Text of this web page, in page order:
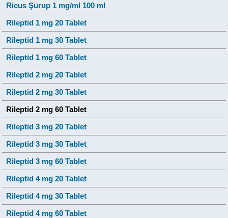
Ricus Şurup 1 mg/ml 100 ml
Rileptid 1 mg 20 Tablet
Rileptid 1 mg 30 Tablet
Rileptid 1 mg 60 Tablet
Rileptid 2 mg 20 Tablet
Rileptid 2 mg 30 Tablet
Rileptid 2 mg 60 Tablet
Rileptid 3 mg 20 Tablet
Rileptid 3 mg 30 Tablet
Rileptid 3 mg 60 Tablet
Rileptid 4 mg 20 Tablet
Rileptid 4 mg 30 Tablet
Rileptid 4 mg 60 Tablet